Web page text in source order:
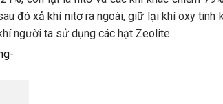
đó xả khí nitơ ra ngoài, giữ lại khí oxy tinh
người ta sử dụng các hạt Zeolite.